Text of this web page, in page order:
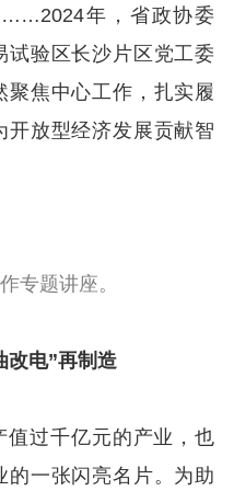
年，省政协委
试验区长沙片区党工委
聚焦中心工作，扎实履
开放型经济发展贡献智
专题讲座。
改电”再制造
值过千亿元的产业，也
的一张闪亮名片。为助